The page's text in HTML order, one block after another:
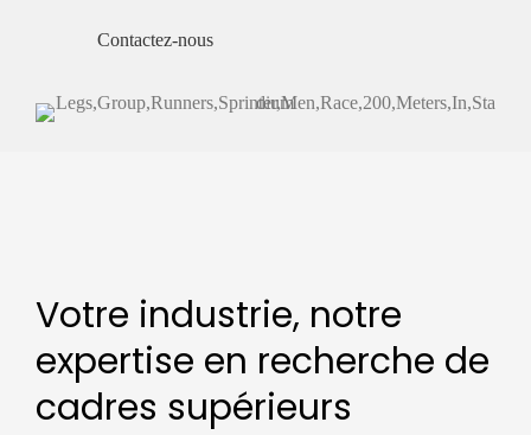
Contactez-nous
Votre industrie, notre
expertise en recherche de
cadres supérieurs